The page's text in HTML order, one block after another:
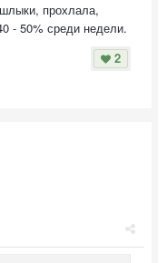
прохлала,
- 50% среди недели.
2